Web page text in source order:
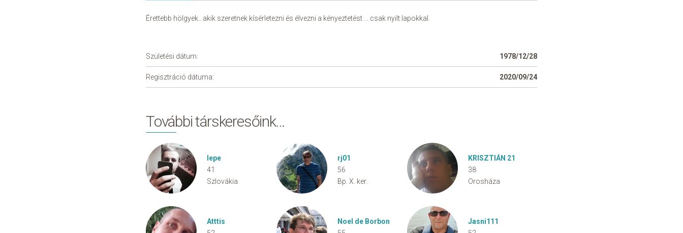
Érettebb hölgyek.. akik szeretnek kísérletezni és élvezni a kényeztetést ... csak nyilt lapokkal.
Születési dátum: 1978/12/28
Regisztráció dátuma: 2020/09/24
További társkeresőink…
lepe
41
Szlovákia
rj01
56
Bp. X. ker.
KRISZTIÁN 21
38
Orosháza
Atttis
Noel de Borbon
Jasni111